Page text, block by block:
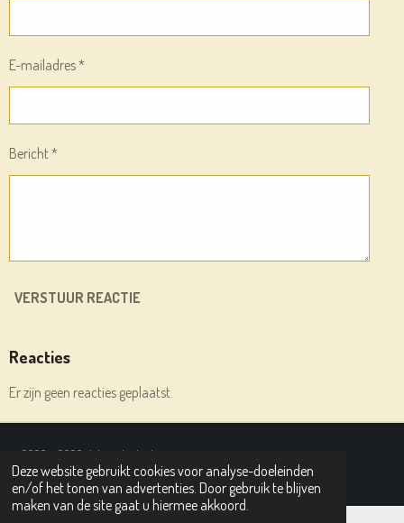
Deze website gebruikt cookies voor analyse-doeleinden
en/of het tonen van advertenties. Door gebruik te blijven
maken van de site gaat u hiermee akkoord.
E-mailadres *
Bericht *
VERSTUUR REACTIE
Reacties
Er zijn geen reacties geplaatst.
© 2020 - 2026 deleesplank.nl
Powered byJouwWeb